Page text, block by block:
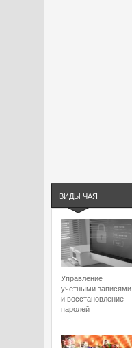
ВИДЫ ЧАЯ
Управление
учетными записями
и восстановление
паролей